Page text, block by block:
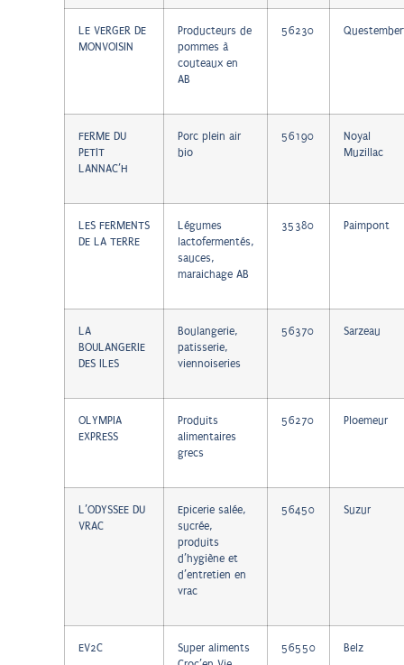
LE VERGER DE
MONVOISIN
Producteurs de
pommes à
couteaux en
AB
56230
FERME DU
PETIT
LANNAC’H
Porc plein air
bio
56190
Noyal
Muzillac
LES FERMENTS
DE LA TERRE
Légumes
lactofermentés,
sauces,
maraichage AB
35380 Paimpont
LA
BOULANGERIE
DES ILES
Boulangerie,
patisserie,
viennoiseries
56370 Sarzeau
OLYMPIA
EXPRESS
Produits
alimentaires
grecs
56270 Ploemeur
L’ODYSSEE DU
VRAC
Epicerie salée,
sucrée,
produits
d’hygiène et
d’entretien en
vrac
56450 Suzur
EV2C
Super aliments
56550 Belz